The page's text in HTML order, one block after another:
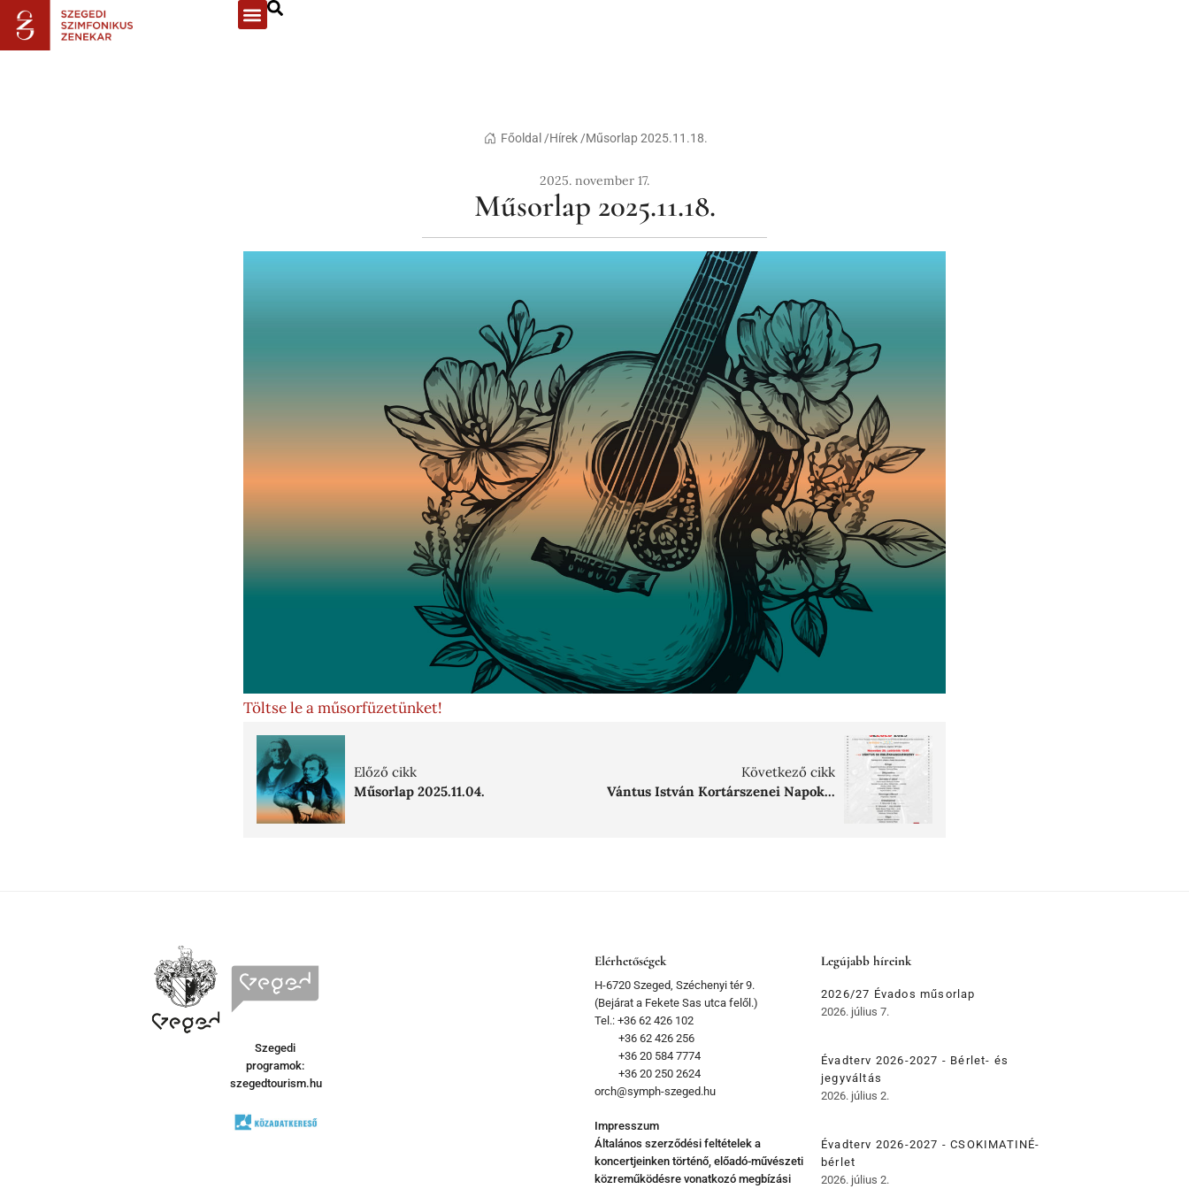
Főoldal /Hírek /Műsorlap 2025.11.18.
2025. november 17.
Műsorlap 2025.11.18.
Töltse le a műsorfüzetünket!
Előző cikk
Műsorlap 2025.11.04.
Következő cikk
Vántus István Kortárszenei Napok...
Szegedi
programok:
szegedtourism.hu
Elérhetőségek
H-6720 Szeged, Széchenyi tér 9.
(Bejárat a Fekete Sas utca felől.)
Tel.: +36 62 426 102
+36 62 426 256
+36 20 584 7774
+36 20 250 2624
orch@symph-szeged.hu
Impresszum
Általános szerződési feltételek a
koncertjeinken történő, előadó-művészeti
közreműködésre vonatkozó megbízási
Legújabb híreink
2026/27 Évados műsorlap
2026. július 7.
Évadterv 2026-2027 - Bérlet- és
jegyváltás
2026. július 2.
Évadterv 2026-2027 - CSOKIMATINÉ-
bérlet
2026. július 2.